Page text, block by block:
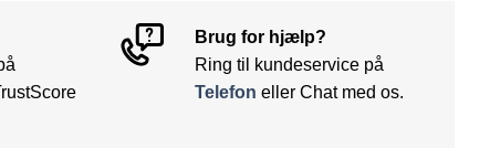
Brug for hjælp?
Ring til kundeservice på
Telefon eller Chat med os.